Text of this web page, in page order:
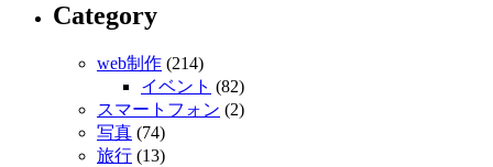
Category
web制作 (214)
イベント (82)
スマートフォン (2)
写真 (74)
旅行 (13)